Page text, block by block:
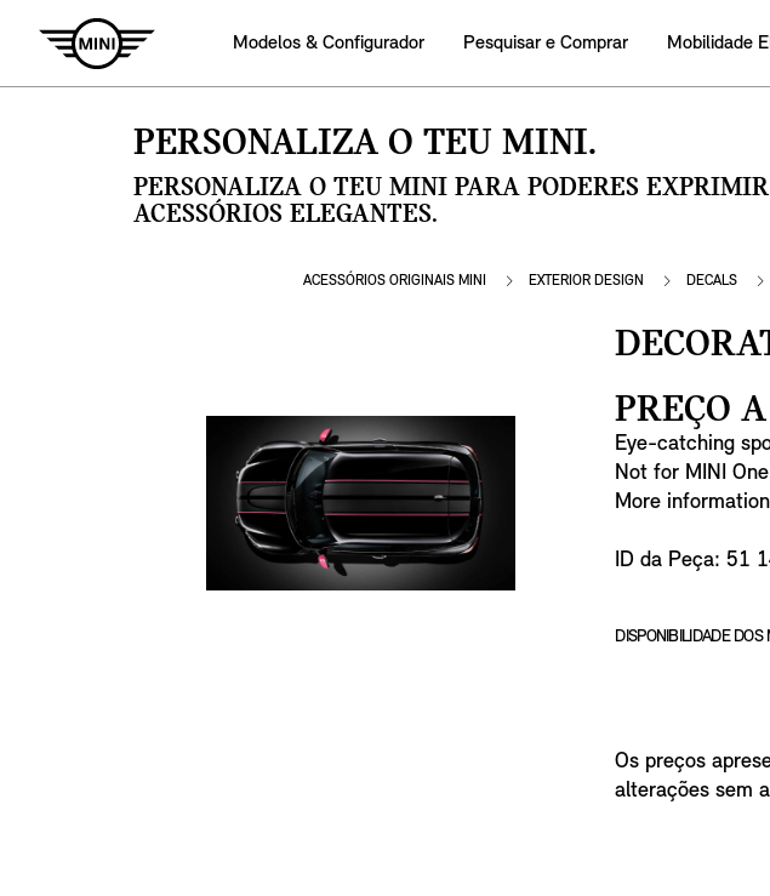
Modelos & Configurador Pesquisar e Comprar Mobilidade
PERSONALIZA O TEU MINI.
PERSONALIZA O TEU MINI PARA PODERES
ACESSÓRIOS ELEGANTES.
ACESSÓRIOS ORIGINAIS MINI EXTERIOR DESIGN DECALS
PREÇO
Eye-catching
Not for MINI
More
ID da Peça: 51
DISPONIBILIDADE DOS
Os preços
alterações sem